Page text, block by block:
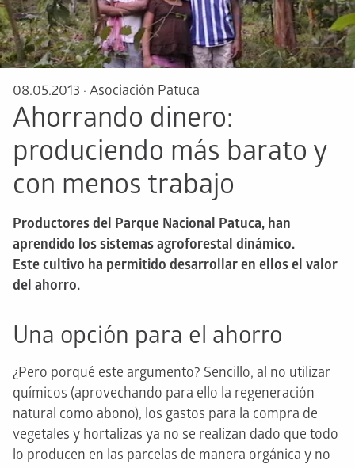
08.05.2013 · Asociación Patuca
Ahorrando dinero:
produciendo más barato y
con menos trabajo
Productores del Parque Nacional Patuca, han
aprendido los sistemas agroforestal dinámico.
Este cultivo ha permitido desarrollar en ellos el valor
del ahorro.
Una opción para el ahorro
¿Pero porqué este argumento? Sencillo, al no utilizar
químicos (aprovechando para ello la regeneración
natural como abono), los gastos para la compra de
vegetales y hortalizas ya no se realizan dado que todo
lo producen en las parcelas de manera orgánica y no